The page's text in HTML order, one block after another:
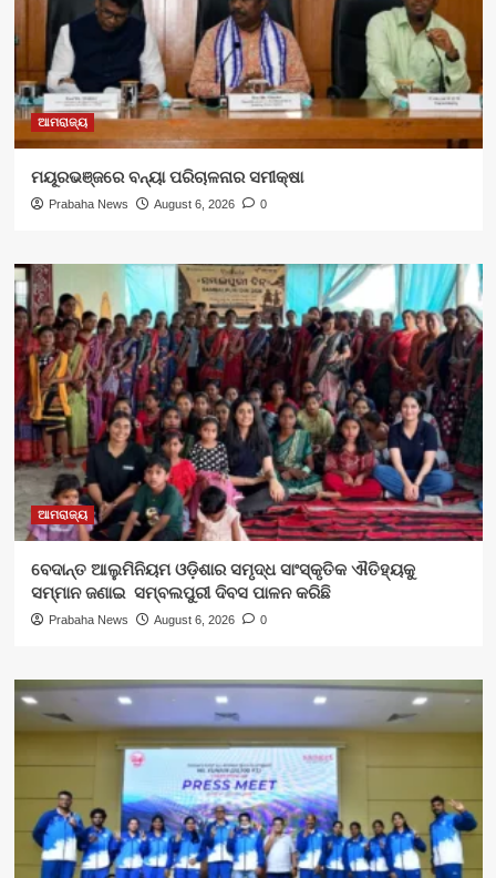
ଆମରାଜ୍ୟ
ମୟୂରଭଞ୍ଜରେ ବନ୍ୟା ପରିଚାଳନାର ସମୀକ୍ଷା
Prabaha News August 6, 2026 0
ଆମରାଜ୍ୟ
ବେଦାନ୍ତ ଆଲୁମିନିୟମ ଓଡ଼ିଶାର ସମୃଦ୍ଧ ସାଂସ୍କୃତିକ ଐତିହ୍ୟକୁ
ସମ୍ମାନ ଜଣାଇ ସମ୍ବଲପୁରୀ ଦିବସ ପାଳନ କରିଛି
Prabaha News August 6, 2026 0